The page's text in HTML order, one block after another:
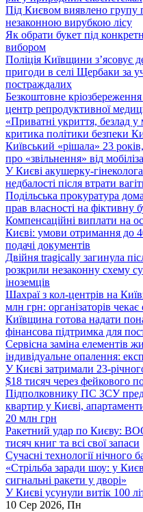
Під Києвом виявлено групу
незаконною вирубкою лісу
Як обрати букет під
вибором
Поліція Київщини з’ясовує
пригоди в селі Щербаки за
постраждалих
Безкоштовне
центр репродуктивної
«Приватні укриття, безлад у
критика політики безпеки
Київський «рішала» 23
про «звільнення» від
У Києві акушерку-гінеколога
недбалості після втрати
Подільська прокуратура
прав власності на фіктивну
Компенсаційні виплати на
Києві: умови отримання до
подачі документів
Двійня tragically загинула
розкрили незаконну схему
іноземців
Шахраї з кол-центрів на
млн грн: організаторів чекає
Київщина готова надати
фінансова підтримка для
Сервісна заміна елементів
індивідуальне опалення:
У Києві затримали 23-
$18 тисяч через фейкового
Підполковнику ПС ЗСУ
квартир у Києві,
20 млн грн
Ракетний удар по Києву:
тисяч книг та всі свої запаси
Сучасні технології нічного
«Стрільба заради шоу: у
сигнальні ракети у дворі»
У Києві усунули витік 100
10 Сер 2026, Пн